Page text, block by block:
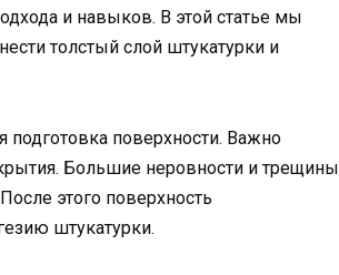
и навыков. В этой статье мы
толстый слой штукатурки и
поверхности. Важно
Большие неровности и трещины
этого поверхность
штукатурки.